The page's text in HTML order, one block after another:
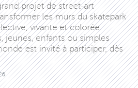
projet de street-art
les murs du skatepark
vivante et colorée.
jeunes, enfants ou simples
est invité à participer, dès